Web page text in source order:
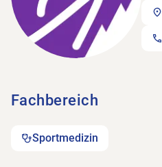
Fachbereich
Sportmedizin